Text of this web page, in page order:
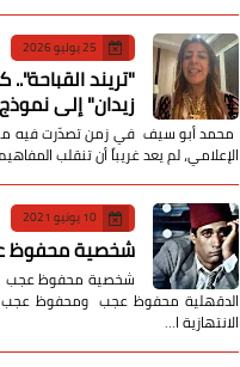
25 يوليو 2026
​"تريند
زيدان" إلى
محمد أبو سيف ​في زمن تصدّرت فيه
الإعلامي، لم يعد غريباً أن تنقلب
10 يونيو 2021
شخصية محفوظ
شخصية محفوظ عجب
الدقهلية محفوظ عجب ومحفوظ عجب
الانتهازية ا…